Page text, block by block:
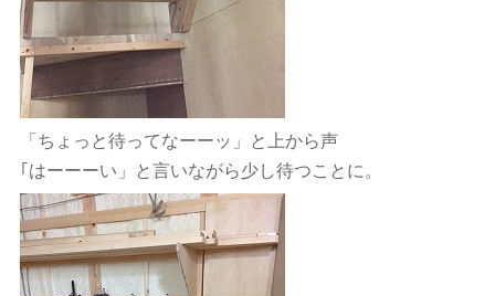
「ちょっと待ってなーーッ」と上から声
｢はーーーい」と言いながら少し待つことに。